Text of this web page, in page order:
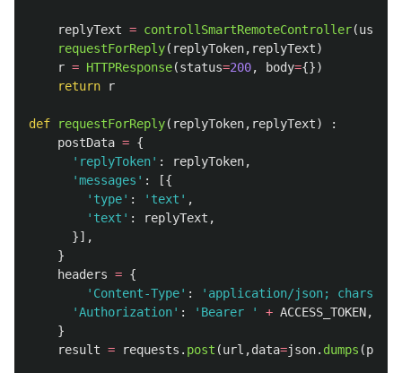
replyText = controllSmartRemoteController(
requestForReply( replyToken, replyText)
r = HTTPResponse(status=200, body={})
return
r
def requestForReply( replyToken, replyText)
:
postData = {
' replyToken' : replyToken,
'messages ' :
[{
' type' : ' text ' ,
' text ' : replyText ,
}],
}
headers = {
' Content-Type' : ' application/json;
'Authorization' : ' Bearer ' + ACCESS_TOKEN,
}
result = requests . post (url ,data=json. dumps (